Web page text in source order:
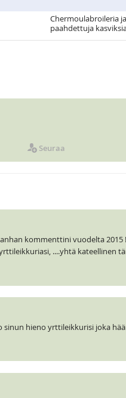
Chermoulabroileria ja
paahdettuja
Seuraa
kommenttini vuodelta
....yhtä kateellinen
sinun hieno yrttileikkurisi joka